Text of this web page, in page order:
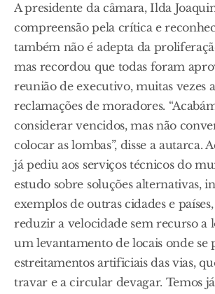
A presidente da câmara, Ilda
compreensão pela crítica e
também não é adepta da
mas recordou que todas foram
reunião de executivo, muitas vezes
reclamações de moradores.
considerar vencidos, mas não
colocar as lombas”, disse a autarca.
já pediu aos serviços técnicos do
estudo sobre soluções alternativas,
exemplos de outras cidades e
reduzir a velocidade sem recurso a
um levantamento de locais onde se
estreitamentos artificiais das vias,
travar e a circular devagar. Temos